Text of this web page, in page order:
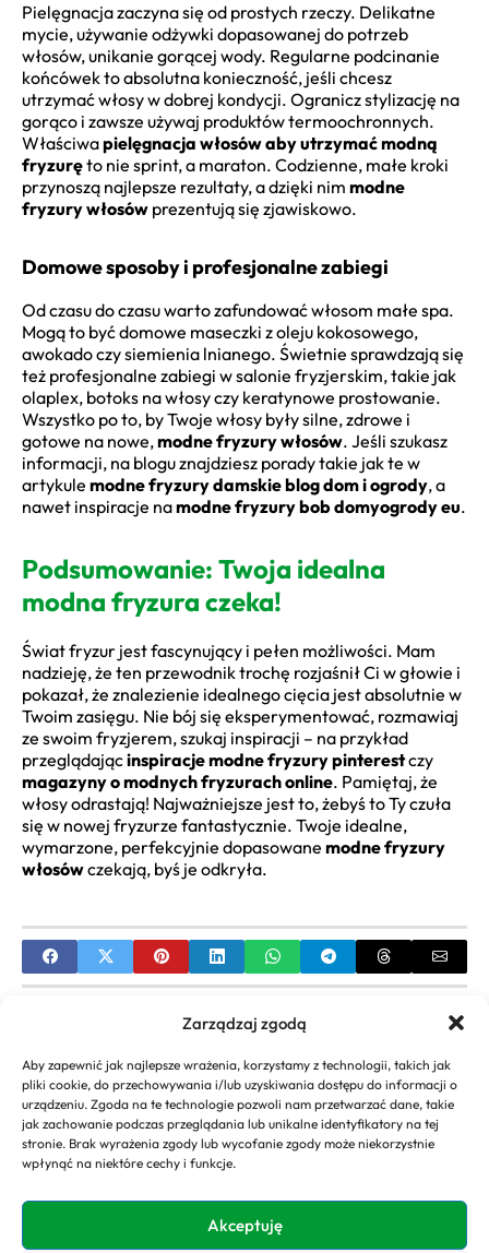
Zarządzaj zgodą
Aby zapewnić jak najlepsze wrażenia, korzystamy z technologii, takich jak
pliki cookie, do przechowywania i/lub uzyskiwania dostępu do informacji o
urządzeniu. Zgoda na te technologie pozwoli nam przetwarzać dane, takie
jak zachowanie podczas przeglądania lub unikalne identyfikatory na tej
stronie. Brak wyrażenia zgody lub wycofanie zgody może niekorzystnie
wpłynąć na niektóre cechy i funkcje.
Akceptuję
Pielęgnacja zaczyna się od prostych rzeczy. Delikatne
mycie, używanie odżywki dopasowanej do potrzeb
włosów, unikanie gorącej wody. Regularne podcinanie
końcówek to absolutna konieczność, jeśli chcesz
utrzymać włosy w dobrej kondycji. Ogranicz stylizację na
gorąco i zawsze używaj produktów termoochronnych.
Właściwapielęgnacja włosów aby utrzymać modną
fryzuręto nie sprint, a maraton. Codzienne, małe kroki
przynoszą najlepsze rezultaty, a dzięki nim modne
fryzury włosów prezentują się zjawiskowo.
Domowe sposoby i profesjonalne zabiegi
Od czasu do czasu warto zafundować włosom małe spa.
Mogą to być domowe maseczki z oleju kokosowego,
awokado czy siemienia lnianego. Świetnie sprawdzają się
też profesjonalne zabiegi w salonie fryzjerskim, takie jak
olaplex, botoks na włosy czy keratynowe prostowanie.
Wszystko po to, by Twoje włosy były silne, zdrowe i
gotowe na nowe,modne fryzury włosów. Jeśli szukasz
informacji, na blogu znajdziesz porady takie jak te w
artykule modne fryzury damskie blog dom i ogrody, a
nawet inspiracje namodne fryzury bob domyogrody eu.
Podsumowanie: Twoja idealna
modna fryzura czeka!
Świat fryzur jest fascynujący i pełen możliwości. Mam
nadzieję, że ten przewodnik trochę rozjaśnił Ci w głowie i
pokazał, że znalezienie idealnego cięcia jest absolutnie w
Twoim zasięgu. Nie bój się eksperymentować, rozmawiaj
ze swoim fryzjerem, szukaj inspiracji – na przykład
przeglądającinspiracje modne fryzury pinterestczy
magazyny o modnych fryzurach online. Pamiętaj, że
włosy odrastają! Najważniejsze jest to, żebyś to Ty czuła
się w nowej fryzurze fantastycznie. Twoje idealne,
wymarzone, perfekcyjnie dopasowane modne fryzury
włosówczekają, byś je odkryła.
Wiek Anety Kręglickiej Tajemnica Młodości Ikony
Stylu
NEXT
Ćwiczenia z języka angielskiego Skuteczny Klucz do